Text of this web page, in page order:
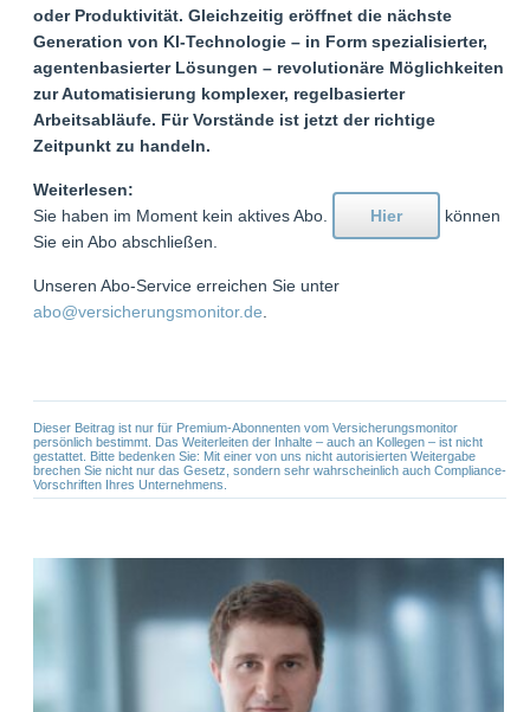
oder Produktivität. Gleichzeitig eröffnet die nächste
Generation von KI-Technologie – in Form spezialisierter,
agentenbasierter Lösungen – revolutionäre Möglichkeiten
zur Automatisierung komplexer, regelbasierter
Arbeitsabläufe. Für Vorstände ist jetzt der richtige
Zeitpunkt zu handeln.
Weiterlesen:
Sie haben im Moment kein aktives Abo.
Hier
können
Sie ein Abo abschließen.
Unseren Abo-Service erreichen Sie unter
abo@versicherungsmonitor.de
Dieser Beitrag ist nur für Premium-Abonnenten vom Versicherungsmonitor
persönlich bestimmt. Das Weiterleiten der Inhalte – auch an Kollegen – ist nicht
gestattet. Bitte bedenken Sie: Mit einer von uns nicht autorisierten Weitergabe
brechen Sie nicht nur das Gesetz, sondern sehr wahrscheinlich auch Compliance-
Vorschriften Ihres Unternehmens.